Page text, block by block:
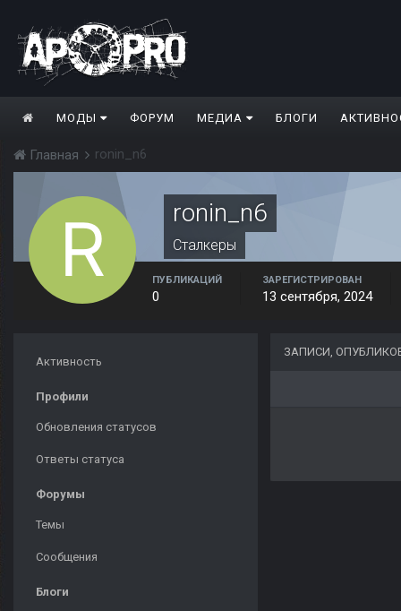
МОДЫ ФОРУМ МЕДИА БЛОГИ
Главная ronin_n6
ronin_n6
Сталкеры
ПУБЛИКАЦИЙ
0
ЗАРЕГИСТРИРОВАН
13 сентября, 2024
Активность
Профили
Обновления статусов
Ответы статуса
Форумы
Темы
Сообщения
Блоги
ЗАПИСИ,